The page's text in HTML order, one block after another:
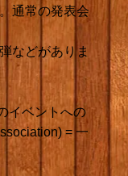
通常の発表会
などがありま
イベントへの
= 一